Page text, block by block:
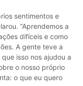
sentimentos e
“Aprendemos a
difíceis e como
A gente teve a
isso nos ajudou a
o nosso próprio
o que eu quero